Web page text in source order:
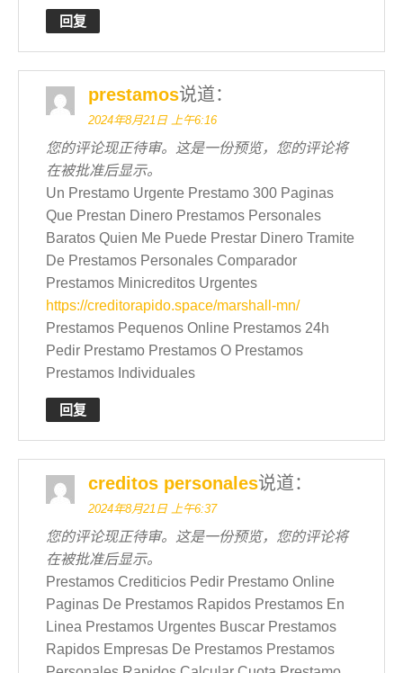
回复
prestamos说道：
2024年8月21日 上午6:16
您的评论现正待审。这是一份预览，您的评论将
在被批准后显示。
Un Prestamo Urgente Prestamo 300 Paginas
Que Prestan Dinero Prestamos Personales
Baratos Quien Me Puede Prestar Dinero Tramite
De Prestamos Personales Comparador
Prestamos Minicreditos Urgentes
https://creditorapido.space/marshall-mn/
Prestamos Pequenos Online Prestamos 24h
Pedir Prestamo Prestamos O Prestamos
Prestamos Individuales
回复
creditos personales说道：
2024年8月21日 上午6:37
您的评论现正待审。这是一份预览，您的评论将
在被批准后显示。
Prestamos Crediticios Pedir Prestamo Online
Paginas De Prestamos Rapidos Prestamos En
Linea Prestamos Urgentes Buscar Prestamos
Rapidos Empresas De Prestamos Prestamos